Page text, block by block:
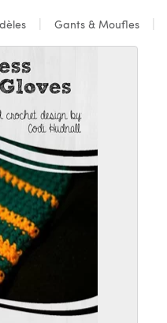
Gants & Moufles